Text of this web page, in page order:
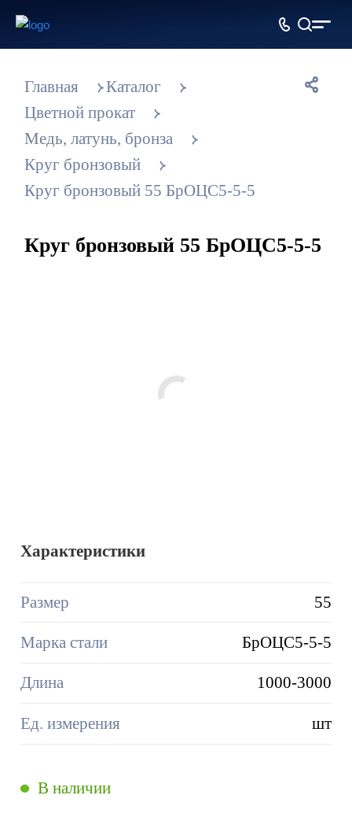
Главная
Каталог
Цветной прокат
Медь, латунь, бронза
Круг бронзовый
Круг бронзовый 55 БрОЦС5-5-5
Круг бронзовый 55 БрОЦС5-5-5
Характеристики
Размер 55
Марка стали БрОЦС5-5-5
Длина 1000-3000
Ед. измерения шт
В наличии